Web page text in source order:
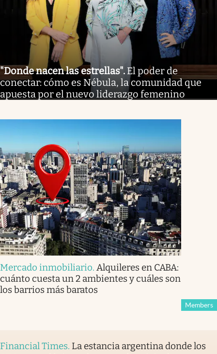
"Donde nacen las estrellas". El poder de
conectar: cómo es Nébula, la comunidad que
apuesta por el nuevo liderazgo femenino
Mercado inmobiliario. Alquileres en CABA:
cuánto cuesta un 2 ambientes y cuáles son
los barrios más baratos
Members
Financial Times. La estancia argentina donde los